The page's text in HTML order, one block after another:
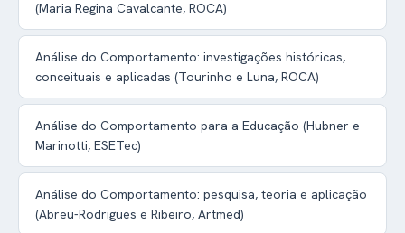
(Maria Regina Cavalcante, ROCA)
Análise do Comportamento: investigações históricas,
conceituais e aplicadas (Tourinho e Luna, ROCA)
Análise do Comportamento para a Educação (Hubner e
Marinotti, ESETec)
Análise do Comportamento: pesquisa, teoria e aplicação
(Abreu-Rodrigues e Ribeiro, Artmed)